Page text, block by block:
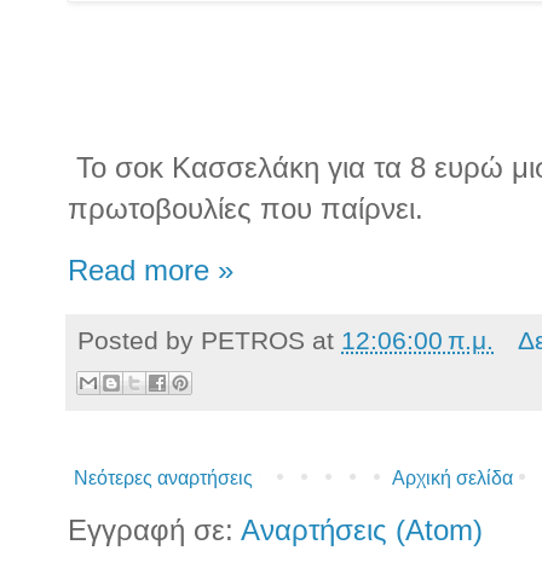
Το σοκ Κασσελάκη για τα 8 ευρώ
πρωτοβουλίες που παίρνει.
Read more »
Posted by PETROS at 12:06:00 π.μ.
Νεότερες αναρτήσεις Αρχική σελίδα
Εγγραφή σε: Αναρτήσεις (Atom)